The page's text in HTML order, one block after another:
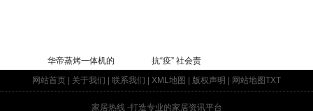
华帝蒸烤一体机的
抗“疫” 社会责
网站首页
关于我们 联系我们 XML地图 版权声明 网站地图TXT
家居热线-打造专业的家居资讯平台